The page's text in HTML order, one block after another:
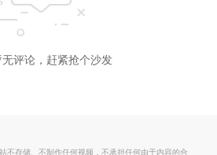
无评论，赶紧抢个沙发
不存储、不制作任何视频，不承担任何由于内容的合